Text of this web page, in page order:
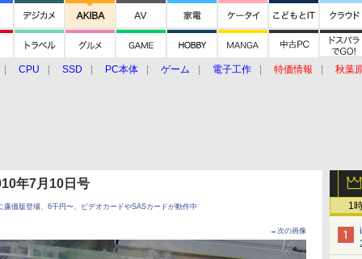
CPU SSD PC本体 ゲーム 電子工作 特価情報
秋葉
1
年7月10日号
価版登場、6千円〜、ビデオカードやSASカードが動作中
→次の画像